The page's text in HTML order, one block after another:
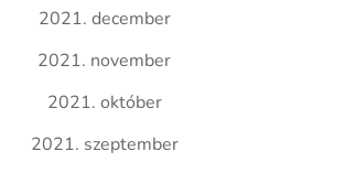
2021. december
2021. november
2021. október
2021. szeptember